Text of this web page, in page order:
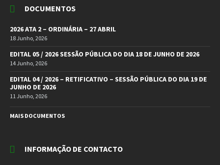
DOCUMENTOS
2026 ATA 2 – ORDINÁRIA – 27 ABRIL
18 Junho, 2026
EDITAL 05 / 2026 SESSÃO PÚBLICA DO DIA 18 DE JUNHO DE 2026
14 Junho, 2026
EDITAL 04 / 2026 – RETIFICATIVO – SESSÃO PÚBLICA DO DIA 19 DE
JUNHO DE 2026
11 Junho, 2026
MAIS DOCUMENTOS
INFORMAÇÃO DE CONTACTO